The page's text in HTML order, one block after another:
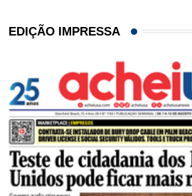
EDIÇÃO IMPRESSA